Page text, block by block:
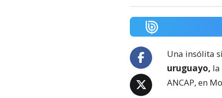
Una insólita
uruguayo, la
ANCAP, en